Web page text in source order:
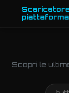
piattaforma
Scopri le